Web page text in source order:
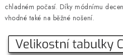
NOVINKY MIZUNO
NOVINKY INOV-8
chladném počasí. Díky módnímu
vhodné také na běžné nošení.